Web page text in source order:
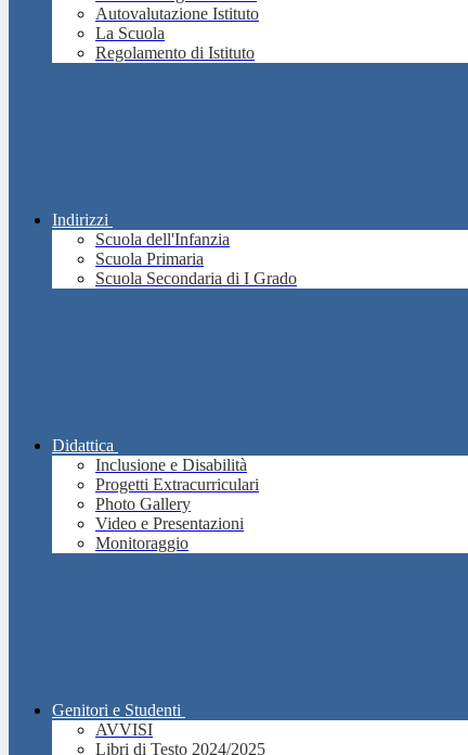
Autovalutazione Istituto
La Scuola
Regolamento di Istituto
Indirizzi
Scuola dell'Infanzia
Scuola Primaria
Scuola Secondaria di I Grado
Didattica
Inclusione e Disabilità
Progetti Extracurriculari
Photo Gallery
Video e Presentazioni
Monitoraggio
Genitori e Studenti
AVVISI
Libri di Testo 2024/2025